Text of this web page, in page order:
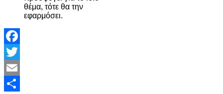
θέμα, τότε θα την
εφαρμόσει.
Facebook
Twitter
Email